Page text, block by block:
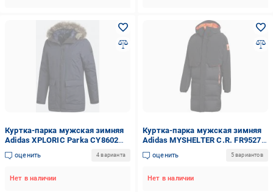
Куртка-парка мужская зимняя
Adidas XPLORIC Parka CY8602
р.L черная
оценить 4 варианта
Нет в наличии
Куртка-парка мужская зимняя
Adidas MYSHELTER C.R. FR9527
р.XL черная
оценить 5 вариантов
Нет в наличии